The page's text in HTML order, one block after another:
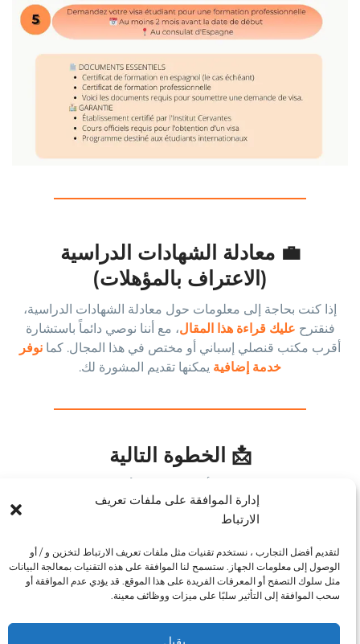
إدارة الموافقة على ملفات تعريف
الارتباط
لتقديم أفضل التجارب ، نستخدم تقنيات مثل ملفات تعريف الارتباط لتخزين و / أو
الوصول إلى معلومات الجهاز. ستسمح لنا الموافقة على هذه التقنيات بمعالجة البيانات
مثل سلوك التصفح أو المعرفات الفريدة على هذا الموقع. قد يؤدي عدم الموافقة أو
سحب الموافقة إلى التأثير سلبًا على ميزات ووظائف معينة.
يقبل
💼 معادلة الشهادات الدراسية
(الاعتراف بالمؤهلات)
إذا كنت بحاجة إلى معلومات حول معادلة الشهادات الدراسية،
فنقترح عليك قراءة هذا المقال، مع أننا نوصي دائماً باستشارة
أقرب مكتب قنصلي إسباني أو مختص في هذا المجال. كما نوفر
خدمة إضافيةيمكنها تقديم المشورة لك.
📩 الخطوة التالية
👉 تواصل معنا، أي التزام. وإذا كنت بحاجة إلى مساعدة
بدون.